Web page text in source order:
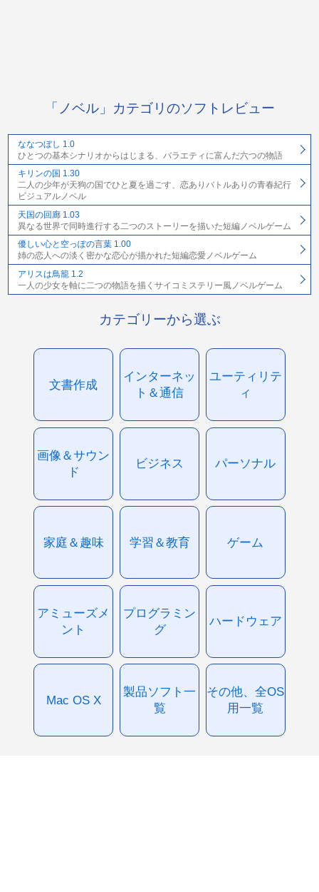
「ノベル」カテゴリのソフトレビュー
ななつぼし 1.0
ひとつの基本シナリオからはじまる、バラエティに富んだ六つの物語
キリンの国 1.30
二人の少年が天狗の国でひと夏を過ごす、恋ありバトルありの青春紀行
ビジュアルノベル
天国の回廊 1.03
異なる世界で同時進行する二つのストーリーを描いた短編ノベルゲーム
優しい心と空っぽの言葉 1.00
姉の恋人への淡く密かな恋心が描かれた短編恋愛ノベルゲーム
アリスは鳥籠 1.2
一人の少女を軸に二つの物語を描くサイコミステリー風ノベルゲーム
カテゴリーから選ぶ
文書作成
インターネッ
ト＆通信
ユーティリテ
ィ
画像＆サウン
ド
ビジネス パーソナル
家庭＆趣味 学習＆教育 ゲーム
アミューズメ
ント
プログラミン
グ
ハードウェア
Mac OS X
製品ソフト一
覧
その他、全OS
用一覧